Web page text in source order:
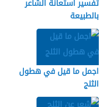
تفسير استعانة الشاعر
بالطبيعة
اجمل ما قيل في هطول
الثلج